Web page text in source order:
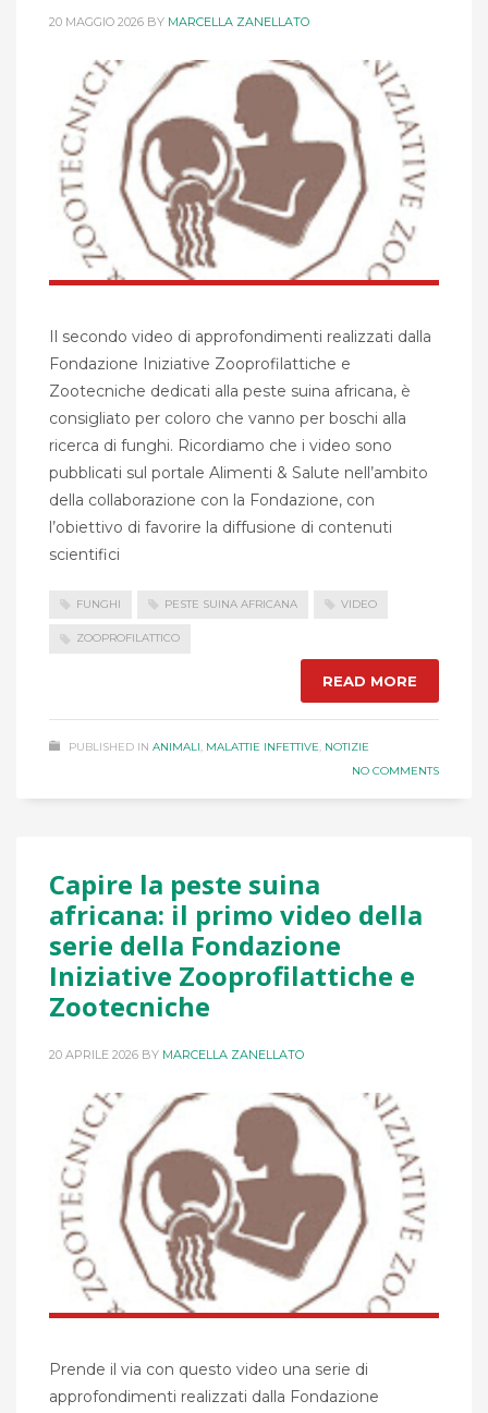
20 MAGGIO 2026 BY MARCELLA ZANELLATO
Il secondo video di approfondimenti realizzati dalla
Fondazione Iniziative Zooprofilattiche e
Zootecniche dedicati alla peste suina africana, è
consigliato per coloro che vanno per boschi alla
ricerca di funghi. Ricordiamo che i video sono
pubblicati sul portale Alimenti & Salute nell’ambito
della collaborazione con la Fondazione, con
l’obiettivo di favorire la diffusione di contenuti
scientifici
FUNGHI PESTE SUINA AFRICANA VIDEO
ZOOPROFILATTICO
READ MORE
PUBLISHED IN ANIMALI, MALATTIE INFETTIVE, NOTIZIE
NO COMMENTS
Capire la peste suina
africana: il primo video della
serie della Fondazione
Iniziative Zooprofilattiche e
Zootecniche
20 APRILE 2026 BY MARCELLA ZANELLATO
Prende il via con questo video una serie di
approfondimenti realizzati dalla Fondazione